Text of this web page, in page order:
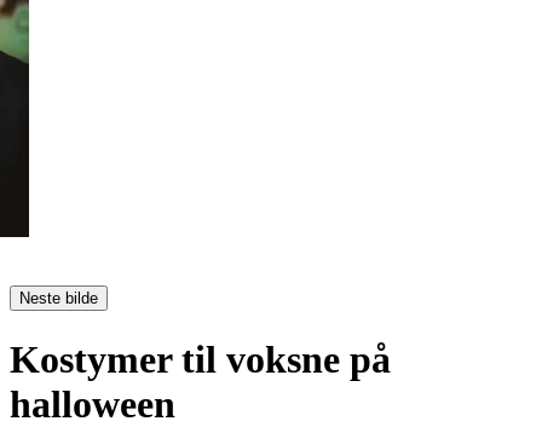
Neste bilde
Kostymer til voksne på
halloween